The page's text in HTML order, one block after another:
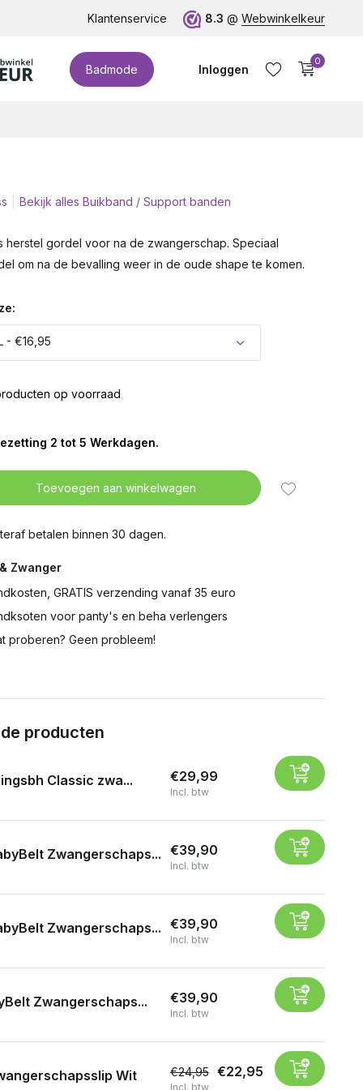
cupmaten (t/m cup M)!
Klantenservice 8.3 @ Webwinkelkeur
Badmode Inloggen
0
Bekijk alles Buikband / Support banden
herstel gordel voor na de zwangerschap. Speciaal
om na de bevalling weer in de oude shape te komen.
- €16,95
op voorraad
2 tot 5 Werkdagen.
Toevoegen aan winkelwagen
betalen binnen 30 dagen.
Zwanger
GRATIS verzending vanaf 35 euro
voor panty's en beha verlengers
proberen? Geen probleem!
producten
Classic zwa... €29,99
Incl. btw
Zwangerschaps... €39,90
Incl. btw
Zwangerschaps... €39,90
Incl. btw
Zwangerschaps... €39,90
Incl. btw
Wit €24,95 €22,95
Incl. btw